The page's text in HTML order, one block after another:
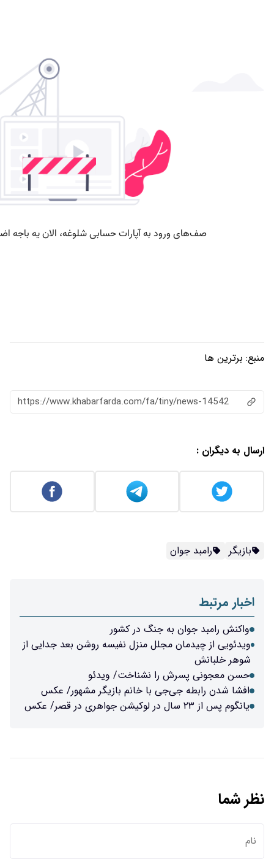
https://www.khabarfarda.com/fa/
جنگ در کشور
منزل نفیسه روشن بعد جدایی از
نشناخت/ ویدئو
با خانم بازیگر مشهور/ عکس